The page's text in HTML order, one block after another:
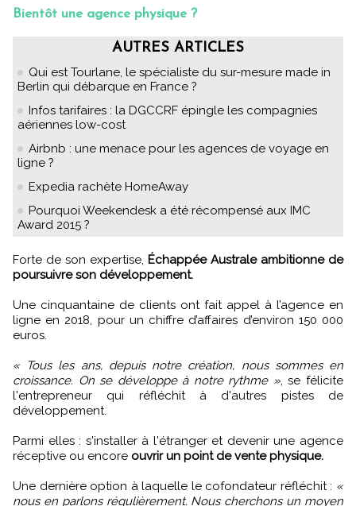
Bientôt une agence physique ?
AUTRES ARTICLES
Qui est Tourlane, le spécialiste du sur-mesure made in
Berlin qui débarque en France ?
Infos tarifaires : la DGCCRF épingle les compagnies
aériennes low-cost
Airbnb : une menace pour les agences de voyage en
ligne ?
Expedia rachète HomeAway
Pourquoi Weekendesk a été récompensé aux IMC
Award 2015 ?
Forte de son expertise, Échappée Australe ambitionne de
poursuivre son développement.
Une cinquantaine de clients ont fait appel à l’agence en
ligne en 2018, pour un chiffre d’affaires d’environ 150 000
euros.
« Tous les ans, depuis notre création, nous sommes en
croissance. On se développe à notre rythme », se félicite
l'entrepreneur qui réfléchit à d'autres pistes de
développement.
Parmi elles : s'installer à l'étranger et devenir une agence
réceptive ou encore ouvrir un point de vente physique.
Une dernière option à laquelle le cofondateur réfléchit : «
nous en parlons régulièrement. Nous cherchons un moyen